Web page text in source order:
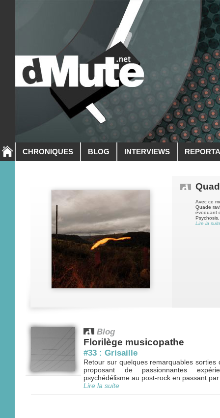
CHRONIQUES BLOG INTERVIEWS
Avec ce
Quade
évoquant
Lire la
Blog
Florilège musicopathe
#33 : Grisaille
Retour sur quelques remarquables
proposant de passionnantes
psychédélisme au post-rock en passant
Lire la suite